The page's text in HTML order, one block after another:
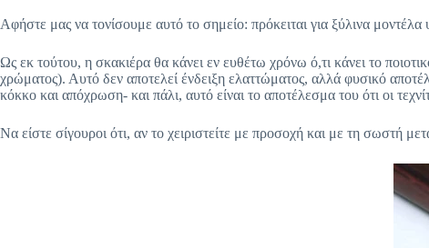
Αφήστε μας να τονίσουμε αυτό το σημείο: πρόκειται για ξύλινα μοντέλα
Ως εκ τούτου, η σκακιέρα θα κάνει εν ευθέτω χρόνω ό,τι κάνει το
χρώματος). Αυτό δεν αποτελεί ένδειξη ελαττώματος, αλλά φυσικό
κόκκο και απόχρωση- και πάλι, αυτό είναι το αποτέλεσμα του ότι οι
Να είστε σίγουροι ότι, αν το χειριστείτε με προσοχή και με τη σωστή